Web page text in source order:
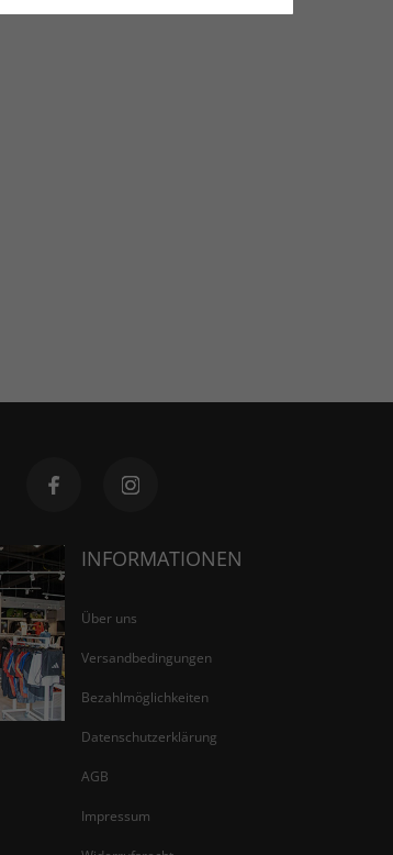
INFORMATIONEN
Über uns
Versandbedingungen
Bezahlmöglichkeiten
Datenschutzerklärung
AGB
Impressum